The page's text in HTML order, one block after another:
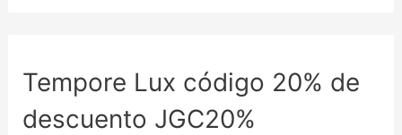
Tempore Lux código 20% de
descuento JGC20%